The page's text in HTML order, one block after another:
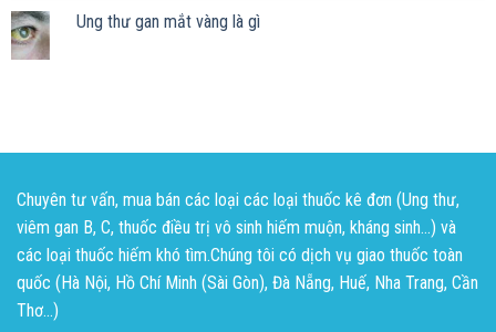
Ung thư gan mắt vàng là gì
Chuyên tư vấn, mua bán các loại các loại thuốc kê đơn (Ung thư,
viêm gan B, C, thuốc điều trị vô sinh hiếm muộn, kháng sinh...) và
các loại thuốc hiếm khó tìm.Chúng tôi có dịch vụ giao thuốc toàn
quốc (Hà Nội, Hồ Chí Minh (Sài Gòn), Đà Nẵng, Huế, Nha Trang, Cần
Thơ...)